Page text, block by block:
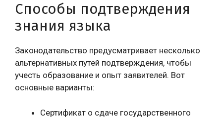
Способы подтверждения
знания языка
Законодательство предусматривает несколько
альтернативных путей подтверждения, чтобы
учесть образование и опыт заявителей. Вот
основные варианты:
Сертификат о сдаче государственного